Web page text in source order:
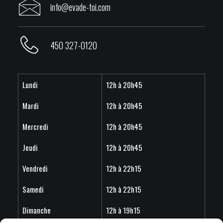
info@evade-toi.com
450 327-0120
Lundi
12h à 20h45
Mardi
12h à 20h45
Mercredi
12h à 20h45
Jeudi
12h à 20h45
Vendredi
12h à 22h15
Samedi
12h à 22h15
Dimanche
12h à 19h15